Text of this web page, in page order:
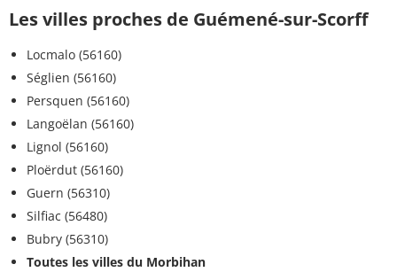
Les villes proches de Guémené-sur-Scorff
Locmalo (56160)
Séglien (56160)
Persquen (56160)
Langoëlan (56160)
Lignol (56160)
Ploërdut (56160)
Guern (56310)
Silfiac (56480)
Bubry (56310)
Toutes les villes du Morbihan